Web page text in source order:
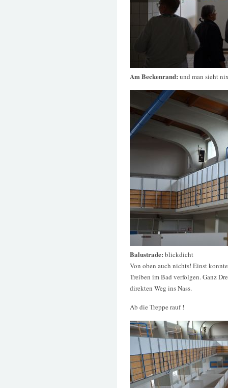
Am Beckenrand: und man sieht
Balustrade: blickdicht
Von oben auch nichts! Einst
Treiben im Bad verfolgen. Ganz
direkten Weg ins Nass.
Ab die Treppe rauf !